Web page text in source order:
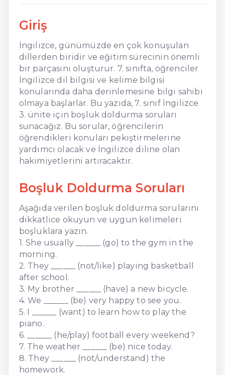
Giriş
İngilizce, günümüzde en çok konuşulan
dillerden biridir ve eğitim sürecinin önemli
bir parçasını oluşturur. 7. sınıfta, öğrenciler
İngilizce dil bilgisi ve kelime bilgisi
konularında daha derinlemesine bilgi sahibi
olmaya başlarlar. Bu yazıda, 7. sınıf İngilizce
3. ünite için boşluk doldurma soruları
sunacağız. Bu sorular, öğrencilerin
öğrendikleri konuları pekiştirmelerine
yardımcı olacak ve İngilizce diline olan
hakimiyetlerini artıracaktır.
Boşluk Doldurma Soruları
Aşağıda verilen boşluk doldurma sorularını
dikkatlice okuyun ve uygun kelimeleri
boşluklara yazın.
1. She usually ______ (go) to the gym in the
morning.
2. They ______ (not/like) playing basketball
after school.
3. My brother ______ (have) a new bicycle.
4. We ______ (be) very happy to see you.
5. I ______ (want) to learn how to play the
piano.
6. ______ (he/play) football every weekend?
7. The weather ______ (be) nice today.
8. They ______ (not/understand) the
homework.